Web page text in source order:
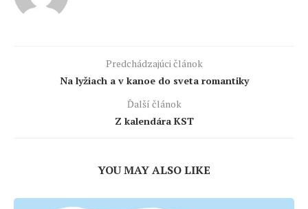
Predchádzajúci článok
Na lyžiach a v kanoe do sveta romantiky
Ďalší článok
Z kalendára KST
YOU MAY ALSO LIKE